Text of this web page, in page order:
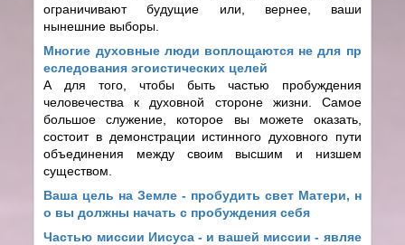
ограничивают будущие или, вернее, ваши
нынешние выборы.
Многие духовные люди воплощаются не для пр
еследования эгоистических целей
А для того, чтобы быть частью пробуждения
человечества к духовной стороне жизни. Самое
большое служение, которое вы можете оказать,
состоит в демонстрации истинного духовного пути
объединения между своим высшим и низшем
существом.
Ваша цель на Земле - пробудить свет Матери, н
о вы должны начать с пробуждения себя
Частью миссии Иисуса - и вашей миссии - являе